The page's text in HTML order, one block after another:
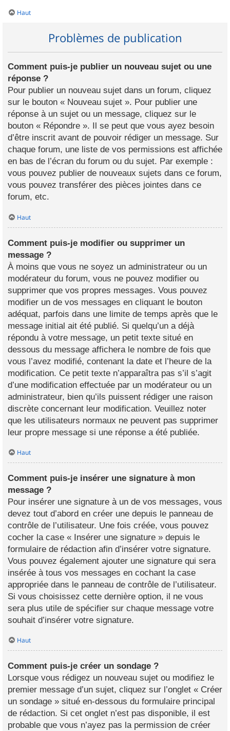
Haut
Problèmes de publication
Comment puis-je publier un nouveau sujet ou une
réponse ?
Pour publier un nouveau sujet dans un forum, cliquez
sur le bouton « Nouveau sujet ». Pour publier une
réponse à un sujet ou un message, cliquez sur le
bouton « Répondre ». Il se peut que vous ayez besoin
d’être inscrit avant de pouvoir rédiger un message. Sur
chaque forum, une liste de vos permissions est affichée
en bas de l’écran du forum ou du sujet. Par exemple :
vous pouvez publier de nouveaux sujets dans ce forum,
vous pouvez transférer des pièces jointes dans ce
forum, etc.
Haut
Comment puis-je modifier ou supprimer un
message ?
À moins que vous ne soyez un administrateur ou un
modérateur du forum, vous ne pouvez modifier ou
supprimer que vos propres messages. Vous pouvez
modifier un de vos messages en cliquant le bouton
adéquat, parfois dans une limite de temps après que le
message initial ait été publié. Si quelqu’un a déjà
répondu à votre message, un petit texte situé en
dessous du message affichera le nombre de fois que
vous l’avez modifié, contenant la date et l’heure de la
modification. Ce petit texte n’apparaîtra pas s’il s’agit
d’une modification effectuée par un modérateur ou un
administrateur, bien qu’ils puissent rédiger une raison
discrète concernant leur modification. Veuillez noter
que les utilisateurs normaux ne peuvent pas supprimer
leur propre message si une réponse a été publiée.
Haut
Comment puis-je insérer une signature à mon
message ?
Pour insérer une signature à un de vos messages, vous
devez tout d’abord en créer une depuis le panneau de
contrôle de l’utilisateur. Une fois créée, vous pouvez
cocher la case « Insérer une signature » depuis le
formulaire de rédaction afin d’insérer votre signature.
Vous pouvez également ajouter une signature qui sera
insérée à tous vos messages en cochant la case
appropriée dans le panneau de contrôle de l’utilisateur.
Si vous choisissez cette dernière option, il ne vous
sera plus utile de spécifier sur chaque message votre
souhait d’insérer votre signature.
Haut
Comment puis-je créer un sondage ?
Lorsque vous rédigez un nouveau sujet ou modifiez le
premier message d’un sujet, cliquez sur l’onglet « Créer
un sondage » situé en-dessous du formulaire principal
de rédaction. Si cet onglet n’est pas disponible, il est
probable que vous n’ayez pas la permission de créer